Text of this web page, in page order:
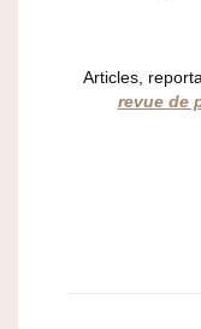
Articles,
revue de